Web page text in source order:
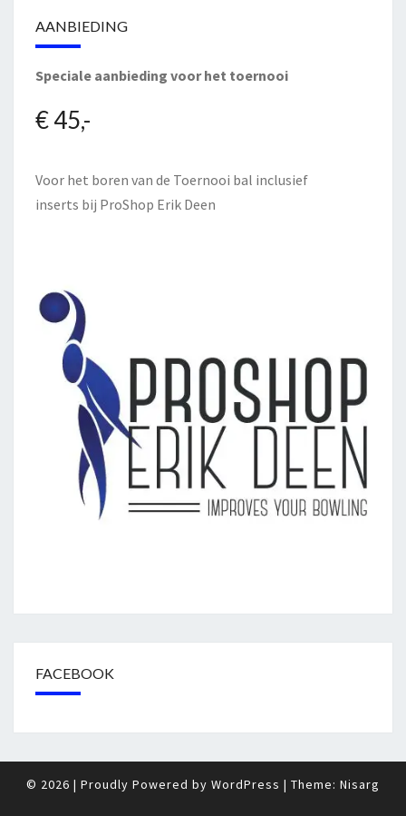
AANBIEDING
Speciale aanbieding voor het toernooi
€ 45,-
Voor het boren van de Toernooi bal inclusief
inserts bij ProShop Erik Deen
FACEBOOK
© 2026 | Proudly Powered by WordPress | Theme: Nisarg